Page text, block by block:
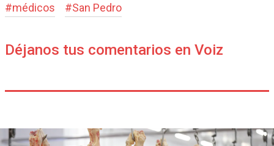
#médicos #San Pedro
Déjanos tus comentarios en Voiz